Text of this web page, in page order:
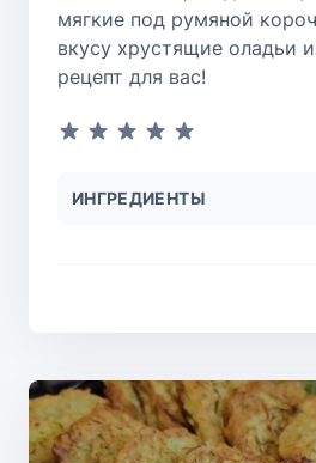
мягкие под румяной
вкусу хрустящие оладьи
рецепт для вас!
ИНГРЕДИЕНТЫ